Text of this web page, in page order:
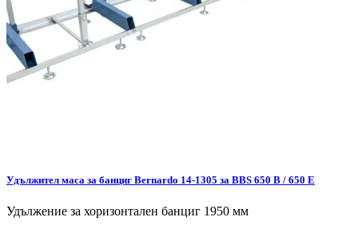
Удължител маса за банциг Bernardo 14-1305 за BBS 650 B / 650 E
Удължение за хоризонтален банциг 1950 мм